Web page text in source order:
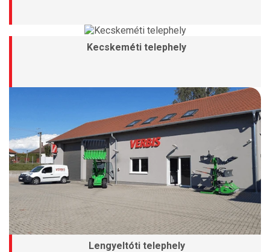
Kecskeméti telephely
Lengyeltóti telephely